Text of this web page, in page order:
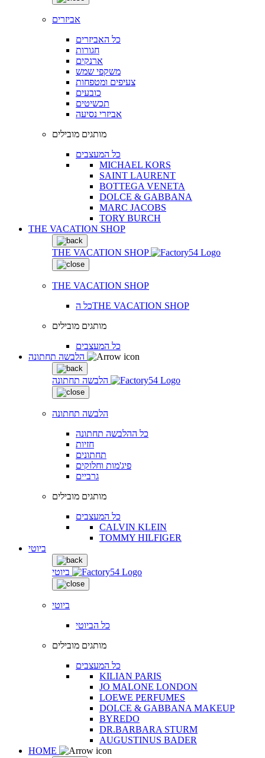
אביזרים
כל האביזרים
חגורות
ארנקים
משקפי שמש
צעיפים ומטפחות
כובעים
תכשיטים
אביזרי נסיעה
מותגים מובילים
כל המעצבים
MICHAEL KORS
SAINT LAURENT
BOTTEGA VENETA
DOLCE & GABBANA
MARC JACOBS
TORY BURCH
THE VACATION SHOP
THE VACATION SHOP
THE VACATION SHOP
כל הTHE VACATION SHOP
מותגים מובילים
כל המעצבים
הלבשה תחתונה
הלבשה תחתונה
כל ההלבשה תחתונה
חזיות
תחתונים
פיג'מות וחלוקים
גרביים
מותגים מובילים
כל המעצבים
CALVIN KLEIN
TOMMY HILFIGER
ביוטי
ביוטי
ביוטי
כל הביוטי
מותגים מובילים
כל המעצבים
KILIAN PARIS
JO MALONE LONDON
LOEWE PERFUMES
DOLCE & GABBANA MAKEUP
BYREDO
DR.BARBARA STURM
AUGUSTINUS BADER
HOME